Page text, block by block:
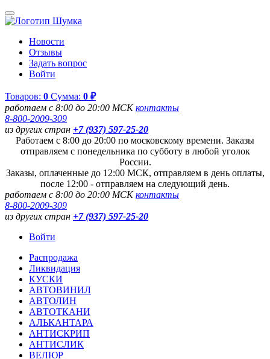
Новости
Отзывы
Задать вопрос
Войти
Товаров: 0 Сумма: 0 ₽
работаем с 8:00 до 20:00 МСКконтакты
8-800-2009-309
из других стран +7 (937) 597-25-20
Работаем с 8:00 до 20:00 по московскому времени. Заказы
отправляем с понедельника по субботу в любой уголок
России.
Заказы, оплаченные до 12:00 МСК, отправляем в день оплаты,
после 12:00 - отправляем на следующий день.
работаем с 8:00 до 20:00 МСКконтакты
8-800-2009-309
из других стран +7 (937) 597-25-20
Войти
Распродажа
Ликвидация
КУСКИ
АВТОВИНИЛ
АВТОЛИН
АВТОТКАНИ
АЛЬКАНТАРА
АНТИСКРИП
АНТИСЛИК
ВЕЛЮР